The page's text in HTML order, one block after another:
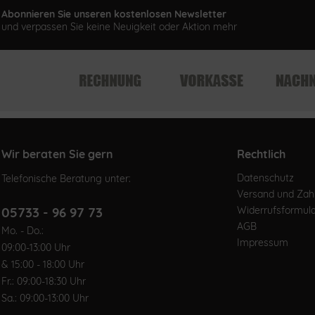
Abonnieren Sie unseren kostenlosen Newsletter
und verpassen Sie keine Neuigkeit oder Aktion mehr
Wir beraten Sie gern
Telefonische Beratung unter:
05733 - 96 97 73
Mo. - Do.:
09:00-13:00 Uhr
& 15:00 - 18:00 Uhr
Fr.: 09:00-18:30 Uhr
Sa.: 09:00-13:00 Uhr
Rechtlich
Datenschutz
Versand und
AGB
Impressum